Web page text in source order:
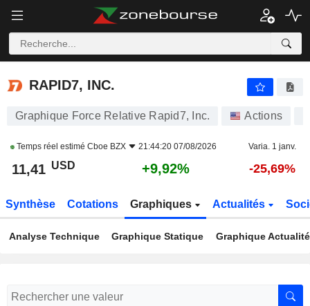
RAPID7, INC.
RAPID7, INC.
Graphique Force Relative Rapid7, Inc. Actions
Temps réel estimé Cboe BZX 21:44:20 07/08/2026 Varia. 1 janv.
11,41 USD +9,92% -25,69%
Synthèse Cotations Graphiques Actualités
Analyse Technique Graphique Statique Graphique